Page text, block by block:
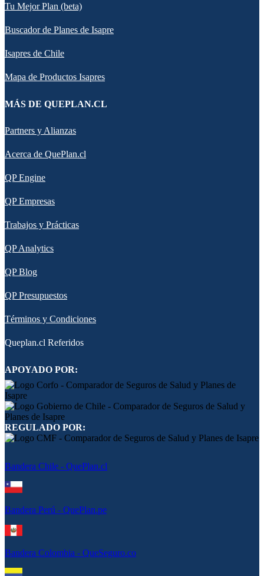
Tu Mejor Plan (beta)
Buscador de Planes de Isapre
Isapres de Chile
Mapa de Productos Isapres
MÁS DE QUEPLAN.CL
Partners y Alianzas
Acerca de QuePlan.cl
QP Engine
QP Empresas
Trabajos y Prácticas
QP Analytics
QP Blog
QP Presupuestos
Términos y Condiciones
Queplan.cl Referidos
APOYADO POR:
REGULADO POR:
Bandera Chile - QuePlan.cl
Bandera Perú - QuePlan.pe
Bandera Colombia - QueSeguro.co